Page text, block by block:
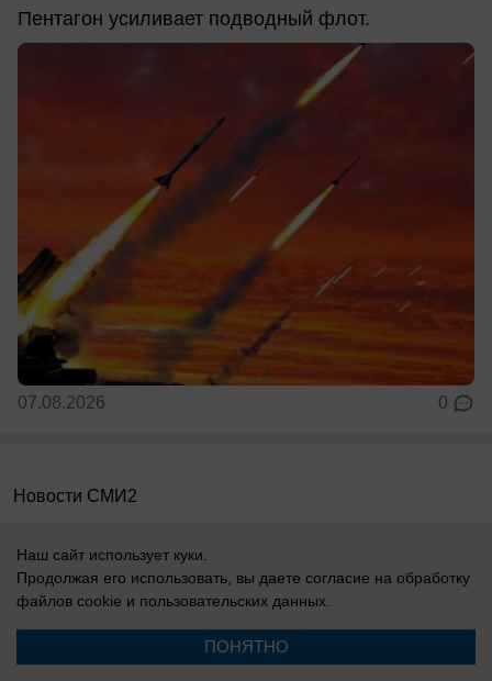
Пентагон усиливает подводный флот.
07.08.2026 0
Новости СМИ2
Реклама на сайте
Вакансии
Информация
Наш сайт использует куки.
Продолжая его использовать, вы даете согласие на обработку
файлов cookie и пользовательских данных.
ПОНЯТНО